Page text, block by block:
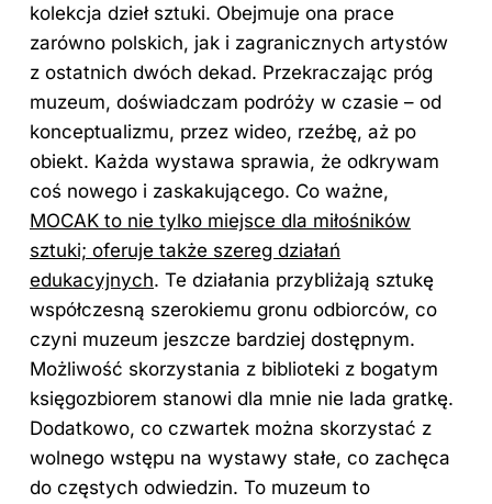
kolekcja dzieł sztuki. Obejmuje ona prace
zarówno polskich, jak i zagranicznych artystów
z ostatnich dwóch dekad. Przekraczając próg
muzeum, doświadczam podróży w czasie – od
konceptualizmu, przez wideo, rzeźbę, aż po
obiekt. Każda wystawa sprawia, że odkrywam
coś nowego i zaskakującego. Co ważne,
MOCAK to nie tylko miejsce dla miłośników
sztuki; oferuje także szereg działań
edukacyjnych. Te działania przybliżają sztukę
współczesną szerokiemu gronu odbiorców, co
czyni muzeum jeszcze bardziej dostępnym.
Możliwość skorzystania z biblioteki z bogatym
księgozbiorem stanowi dla mnie nie lada gratkę.
Dodatkowo, co czwartek można skorzystać z
wolnego wstępu na wystawy stałe, co zachęca
do częstych odwiedzin. To muzeum to